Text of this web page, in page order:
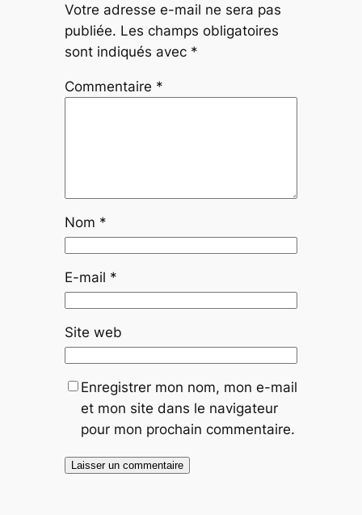
Votre adresse e-mail ne sera pas
publiée. Les champs obligatoires
sont indiqués avec *
Commentaire *
Nom *
E-mail *
Site web
Enregistrer mon nom, mon e-mail
et mon site dans le navigateur
pour mon prochain commentaire.